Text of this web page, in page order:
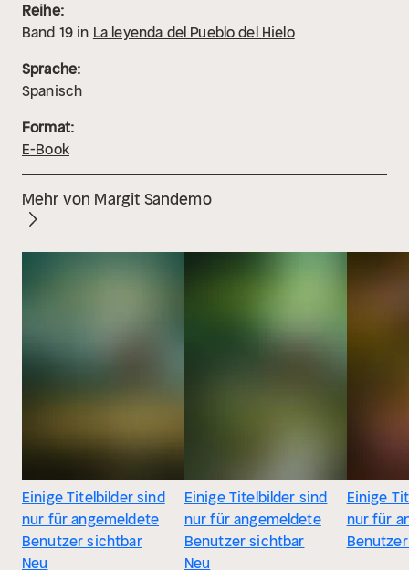
Reihe:
Band 19 in La leyenda del Pueblo del Hielo
Sprache:
Spanisch
Format:
E-Book
Mehr von Margit Sandemo
Einige Titelbilder sind
nur für angemeldete
Benutzer sichtbar
Neu
Einige Titelbilder sind
nur für angemeldete
Benutzer sichtbar
Neu
Einige
nur für